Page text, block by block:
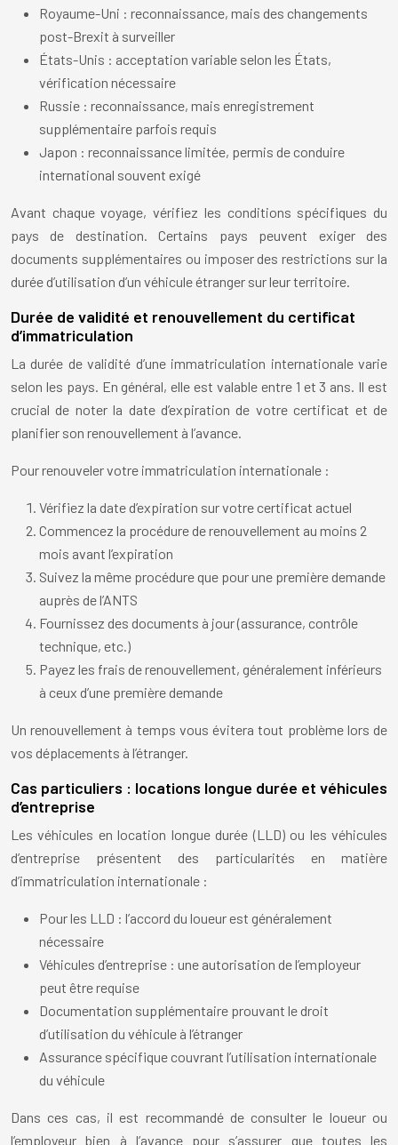
Royaume-Uni : reconnaissance, mais des changements
post-Brexit à surveiller
États-Unis : acceptation variable selon les États,
vérification nécessaire
Russie : reconnaissance, mais enregistrement
supplémentaire parfois requis
Japon : reconnaissance limitée, permis de conduire
international souvent exigé
Avant chaque voyage, vérifiez les conditions spécifiques du
pays de destination. Certains pays peuvent exiger des
documents supplémentaires ou imposer des restrictions sur la
durée d’utilisation d’un véhicule étranger sur leur territoire.
Durée de validité et renouvellement du certificat
d’immatriculation
La durée de validité d’une immatriculation internationale varie
selon les pays. En général, elle est valable entre 1 et 3 ans. Il est
crucial de noter la date d’expiration de votre certificat et de
planifier son renouvellement à l’avance.
Pour renouveler votre immatriculation internationale :
Vérifiez la date d’expiration sur votre certificat actuel
Commencez la procédure de renouvellement au moins 2
mois avant l’expiration
Suivez la même procédure que pour une première demande
auprès de l’ANTS
Fournissez des documents à jour (assurance, contrôle
technique, etc.)
Payez les frais de renouvellement, généralement inférieurs
à ceux d’une première demande
Un renouvellement à temps vous évitera tout problème lors de
vos déplacements à l’étranger.
Cas particuliers : locations longue durée et véhicules
d’entreprise
Les véhicules en location longue durée (LLD) ou les véhicules
d’entreprise présentent des particularités en matière
d’immatriculation internationale :
Pour les LLD : l’accord du loueur est généralement
nécessaire
Véhicules d’entreprise : une autorisation de l’employeur
peut être requise
Documentation supplémentaire prouvant le droit
d’utilisation du véhicule à l’étranger
Assurance spécifique couvrant l’utilisation internationale
du véhicule
Dans ces cas, il est recommandé de consulter le loueur ou
l’employeur bien à l’avance pour s’assurer que toutes les